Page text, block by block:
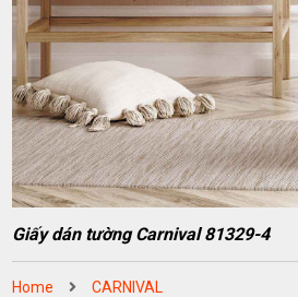
Giấy dán tường Carnival 81329-4
Home CARNIVAL